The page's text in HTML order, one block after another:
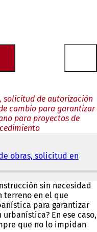
solicitud de autorización
cambio para garantizar
para proyectos de
obras, solicitud en
sin necesidad
terreno en el que
para garantizar
En ese caso,
que no lo impidan